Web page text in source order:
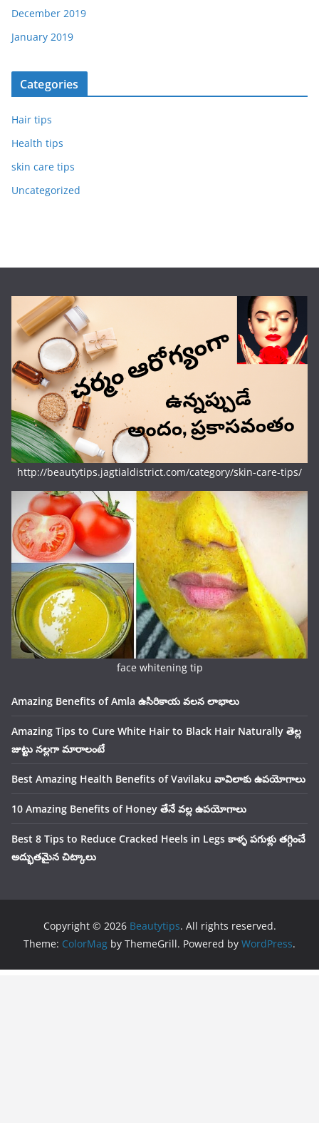
December 2019
January 2019
Categories
Hair tips
Health tips
skin care tips
Uncategorized
http://beautytips.jagtialdistrict.com/category/skin-care-tips/
face whitening tip
Amazing Benefits of Amla ఉసిరికాయ వలన లాభాలు
Amazing Tips to Cure White Hair to Black Hair Naturally తెల్ల
జుట్టు నల్లగా మారాలంటే
Best Amazing Health Benefits of Vavilaku వావిలాకు ఉపయోగాలు
10 Amazing Benefits of Honey తేనే వల్ల ఉపయోగాలు
Best 8 Tips to Reduce Cracked Heels in Legs కాళ్ళ పగుళ్లు తగ్గించే
అద్భుతమైన చిట్కాలు
Copyright © 2026 Beautytips. All rights reserved.
Theme: ColorMag by ThemeGrill. Powered by WordPress.